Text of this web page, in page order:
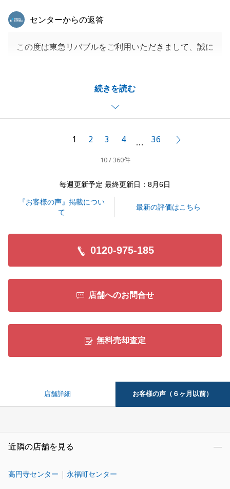
続きを読む
東急リバブル
センターからの返答
この度は東急リバブルをご利用いただきまして、誠に
当初、戸建てかマンションかお悩みでいらっしゃいま
したが、双方をご内見いただいた上で、Y様にとって
最適なお住まいをご提案できたことを光栄に思いま
今後もお困りのことやご相談事項がございましたら、
お気軽にお声がけください。
1 2 3 4 … 36
10 / 360件
毎週更新予定 最終更新日：8月6日
『お客様の声』掲載につい
て
最新の評価はこちら
0120-975-185
店舗へのお問合せ
無料売却査定
店舗詳細 お客様の声（６ヶ月以前）
近隣の店舗を見る
高円寺センター 永福町センター